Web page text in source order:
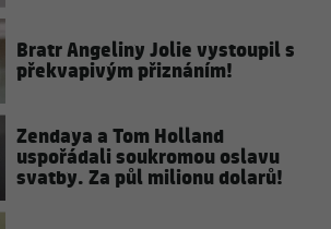
Bratr Angeliny Jolie vystoupil s
překvapivým přiznáním!
Zendaya a Tom Holland
uspořádali soukromou oslavu
svatby. Za půl milionu dolarů!